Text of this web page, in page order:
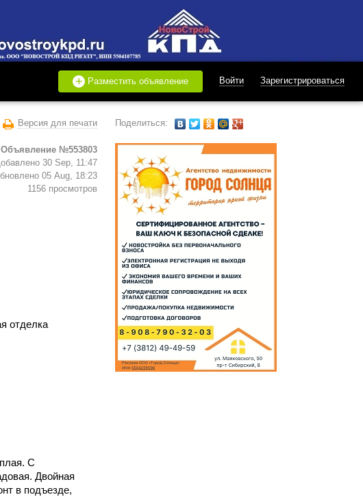
+ Разместить объявление Войти Зарегистрироваться
Версия для печати Поделиться:
Объявление №553803
30 Sep, 11:47
05 Aug, 18:23
1156 просмотров
отделка
С
Двойная
в подъезде,